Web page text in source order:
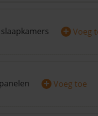
+ Voeg
+ Voeg toe